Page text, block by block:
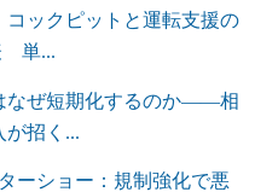
コックピットと運転支援の
単...
なぜ短期化するのか――相
が招く...
ーショー：規制強化で悪